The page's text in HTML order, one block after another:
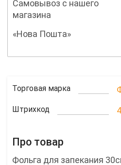
Самовывоз с нашего
магазина
«Нова Пошта»
Торговая марка
Штрихкод
Про товар
Фольга для запекания